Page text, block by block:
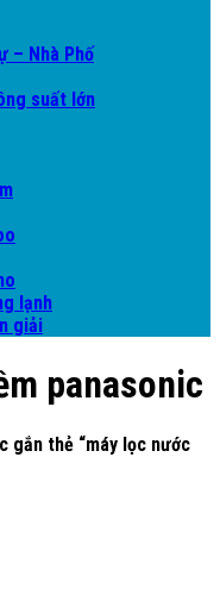
– Nhà Phố
suất lớn
lạnh
giải
panasonic
gắn thẻ “máy lọc nước